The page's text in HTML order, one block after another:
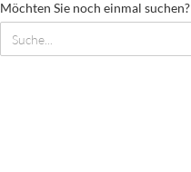
MÖCHTEN
SIE
NOCH
EINMAL
Möchten Sie noch einmal suchen?